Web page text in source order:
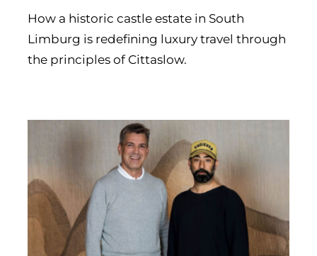
How a historic castle estate in South
Limburg is redefining luxury travel through
the principles of Cittaslow.